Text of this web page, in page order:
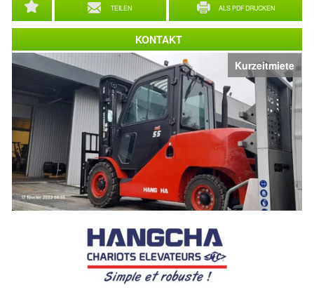
Kurzeitmiete
TEILEN ALS PDF DRUCKEN
KONTAKT